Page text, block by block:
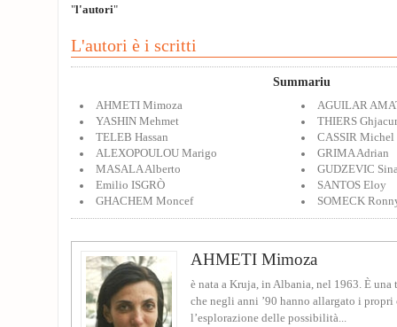
"l'autori"
L'autori è i scritti
Summariu
AHMETI Mimoza
AGUILAR
YASHIN Mehmet
THIERS
TELEB Hassan
CASSIR Michel
ALEXOPOULOU Marigo
GRIMA Adrian
MASALA Alberto
GUDZEVIC
Emilio ISGRÒ
SANTOS Eloy
GHACHEM Moncef
SOMECK
AHMETI Mimoza
è nata a Kruja, in Albania, nel 1963. È una
che negli anni ’90 hanno allargato i
l’esplorazione delle possibilità...